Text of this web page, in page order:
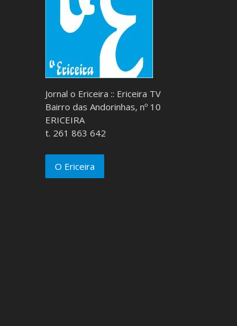
Jornal o Ericeira :: Ericeira TV
Bairro das Andorinhas, nº 10
ERICEIRA
t. 261 863 642
O Ericeira